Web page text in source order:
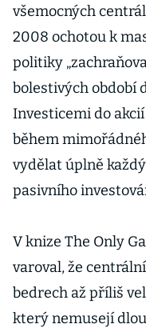
všemocných
2008 ochotou k
politiky
bolestivých období
Investicemi do
během
vydělat úplně
pasivního
V knize The Only
varoval, že
bedrech až příliš
který nemusejí